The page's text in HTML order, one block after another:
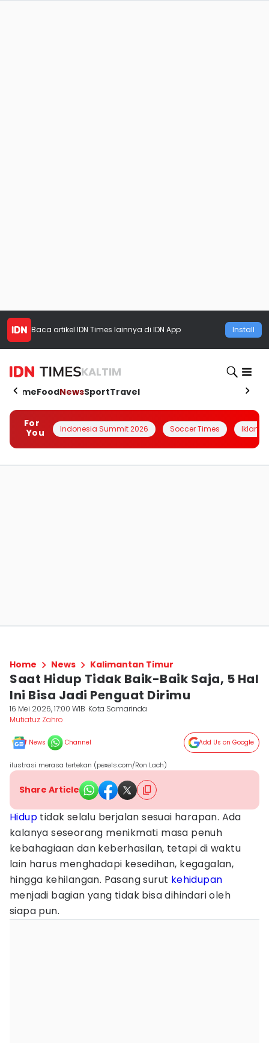
Baca artikel IDN Times lainnya di IDN App Install
KALTIM
HomeFoodNewsSportTravel
For
You
Indonesia Summit 2026 Soccer Times Iklanin
Home News Kalimantan Timur
Saat Hidup Tidak Baik-Baik Saja, 5 Hal
Ini Bisa Jadi Penguat Dirimu
16 Mei 2026, 17:00 WIB Kota Samarinda
Mutiatuz Zahro
News Channel Add Us on Google
ilustrasi merasa tertekan (pexels.com/Ron Lach)
Share Article
Hidup tidak selalu berjalan sesuai harapan. Ada
kalanya seseorang menikmati masa penuh
kebahagiaan dan keberhasilan, tetapi di waktu
lain harus menghadapi kesedihan, kegagalan,
hingga kehilangan. Pasang surut kehidupan
menjadi bagian yang tidak bisa dihindari oleh
siapa pun.